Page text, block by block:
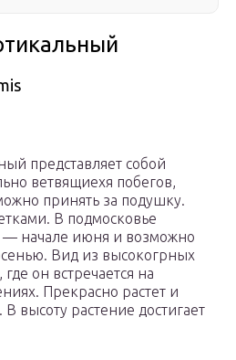
представляет собой
ветвящиехя побегов,
принять за подушку.
В подмосковье
— начале июня и возможно
Вид из высокогрных
он встречается на
Прекрасно растет и
высоту растение достигает